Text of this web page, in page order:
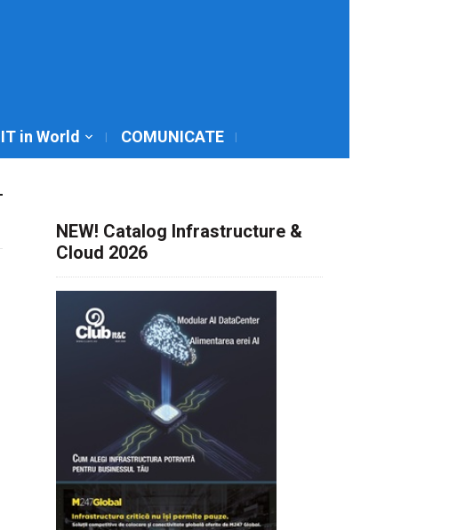
IT in World COMUNICATE
NEW! Catalog Infrastructure &
Cloud 2026